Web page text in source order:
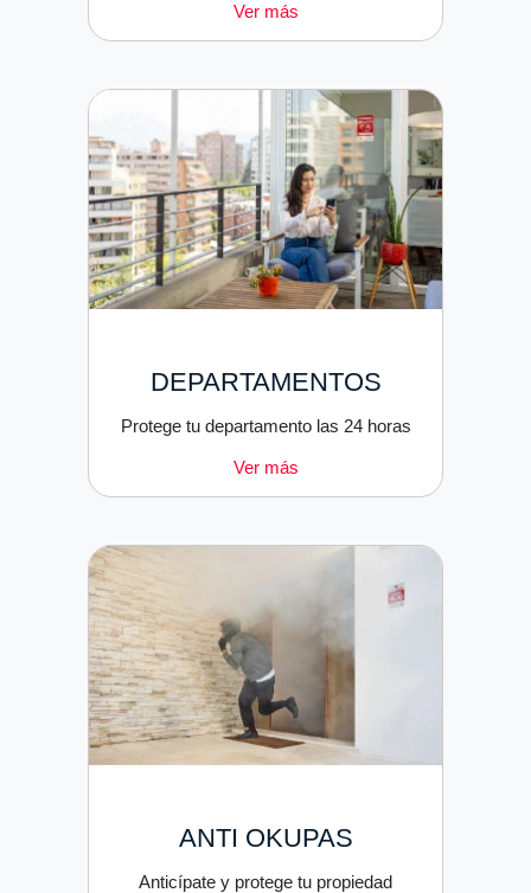
Ver más
DEPARTAMENTOS
Protege tu departamento las 24 horas
Ver más
ANTI OKUPAS
Anticípate y protege tu propiedad